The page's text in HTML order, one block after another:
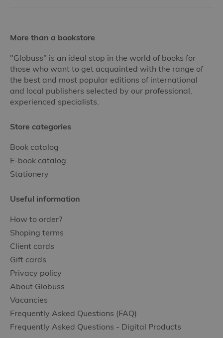
More than a bookstore
"Globuss" is an ideal stop in the world of books for
those who want to get acquainted with the range of
the best and most popular editions of international
and local publishers selected by our professional,
experienced specialists.
Store categories
Book catalog
E-book catalog
Stationery
Useful information
How to order?
Shoping terms
Client cards
Gift cards
Privacy policy
About Globuss
Vacancies
Frequently Asked Questions (FAQ)
Frequently Asked Questions - Digital Products